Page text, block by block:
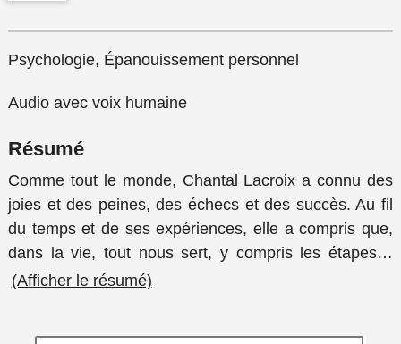
Psychologie, Épanouissement personnel
Audio avec voix humaine
Résumé
Comme tout le monde, Chantal Lacroix a connu des
joies et des peines, des échecs et des succès. Au fil
du temps et de ses expériences, elle a compris que,
dans la vie, tout nous sert, y compris les étapes…
(Afficher le résumé)